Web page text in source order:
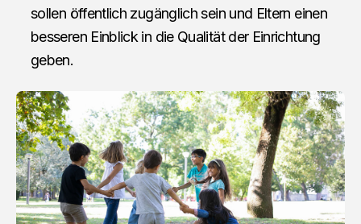
sollen öffentlich zugänglich sein und Eltern einen
besseren Einblick in die Qualität der Einrichtung
geben.